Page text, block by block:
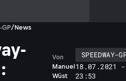
GP/News
Manuel
Wüst
Von
SPEEDWAY-
18.07.2021 -
23:53